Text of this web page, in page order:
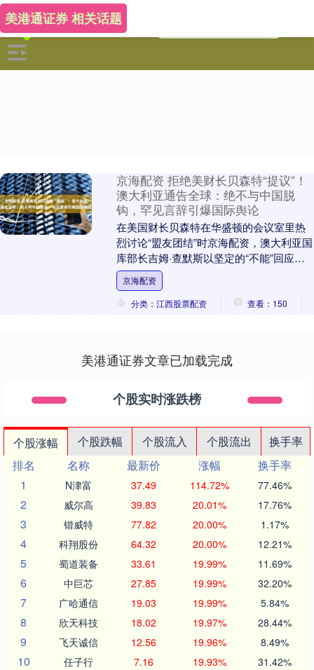
美港通证券 相关话题
京海配资 拒绝美财长贝森特“提议”！
澳大利亚通告全球：绝不与中国脱
钩，罕见言辞引爆国际舆论
在美国财长贝森特在华盛顿的会议室里热
烈讨论“盟友团结”时京海配资，澳大利亚国
库部长吉姆·查默斯以坚定的“不能”回应，
给全球外交上上了一课——在经济利益面
前，意识....
京海配资
分类：江西股票配资
查看：150
美港通证券文章已加载完成
个股实时涨跌榜
个股涨幅 个股跌幅 个股流入 个股流出
换手率
排名
名称 最新价 涨幅
换手率
1
N津富 37.49 114.72% 77.46%
2 威尔高 39.83 20.01% 17.76%
3 锴威特 77.82 20.00% 1.17%
4 科翔股份 64.32 20.00% 12.21%
5 蜀道装备 33.61 19.99% 11.69%
6 中巨芯 27.85 19.99% 32.20%
7 广哈通信 19.03 19.99% 5.84%
8 欣天科技 18.02 19.97% 28.44%
9 飞天诚信 12.56 19.96% 8.49%
10 任子行 7.16 19.93% 31.42%